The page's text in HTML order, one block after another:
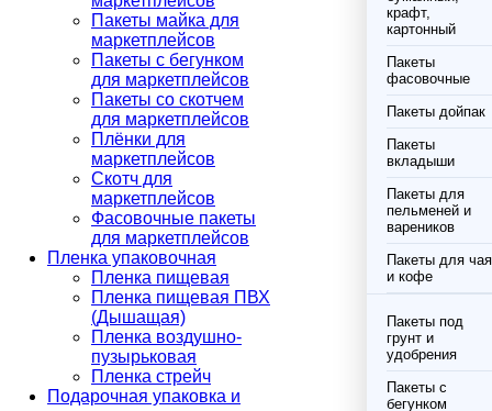
Пакеты майка для
маркетплейсов
Пакеты с бегунком
для маркетплейсов
Пакеты со скотчем
для маркетплейсов
Плёнки для
маркетплейсов
Скотч для
маркетплейсов
Фасовочные пакеты
для маркетплейсов
Пленка упаковочная
Пленка пищевая
Пленка пищевая ПВХ
(Дышащая)
Пленка воздушно-
пузырьковая
Пленка стрейч
Подарочная упаковка и
крафт,
картонный
Пакеты
фасовочные
Пакеты дойпак
Пакеты
вкладыши
Пакеты для
пельменей и
вареников
Пакеты для чая
и кофе
Пакеты под
грунт и
удобрения
Пакеты с
бегунком